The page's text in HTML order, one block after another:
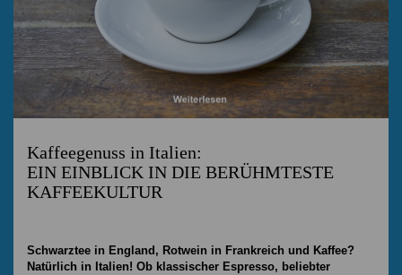
Kaffeegenuss in Italien:
EIN EINBLICK IN DIE BERÜHMTESTE
KAFFEEKULTUR
Schwarztee in England, Rotwein in Frankreich und Kaffee?
Natürlich in Italien! Ob klassischer Espresso, beliebter